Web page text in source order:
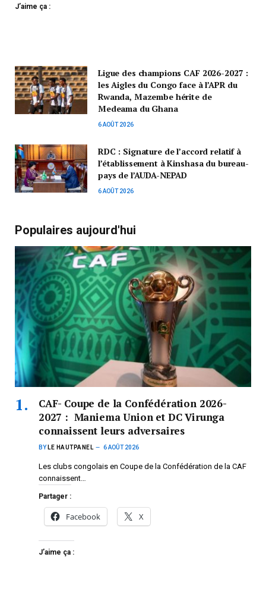
J’aime ça :
Ligue des champions CAF 2026-2027 :
les Aigles du Congo face à l’APR du
Rwanda, Mazembe hérite de
Medeama du Ghana
6 AOÛT 2026
RDC : Signature de l’accord relatif à
l’établissement à Kinshasa du bureau-
pays de l’AUDA-NEPAD
6 AOÛT 2026
Populaires aujourd'hui
CAF- Coupe de la Confédération 2026-
2027 : Maniema Union et DC Virunga
connaissent leurs adversaires
BY LE HAUTPANEL 6 AOÛT 2026
Les clubs congolais en Coupe de la Confédération de la CAF
connaissent…
Partager :
Facebook X
J’aime ça :